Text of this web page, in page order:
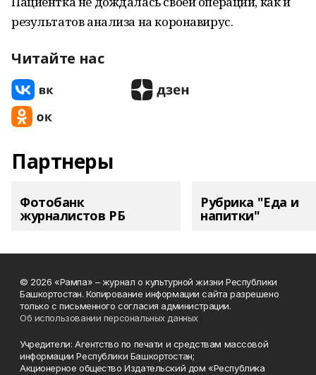
результатов анализа на коронавирус.
Читайте нас
Партнеры
Фотобанк
журналистов РБ
Рубрика "Еда и
напитки"
© 2026 «Рампа» – журнал о культурной жизни Республики
Башкортостан. Копирование информации сайта разрешено
только с письменного согласия администрации.
Об использовании персональных данных
Учредители: Агентство по печати и средствам массовой
информации Республики Башкортостан;
Акционерное общество Издательский дом «Республика